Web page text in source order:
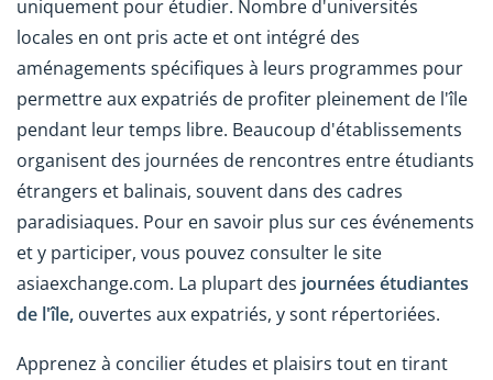
uniquement pour étudier. Nombre d'universités
locales en ont pris acte et ont intégré des
aménagements spécifiques à leurs programmes pour
permettre aux expatriés de profiter pleinement de l'île
pendant leur temps libre. Beaucoup d'établissements
organisent des journées de rencontres entre étudiants
étrangers et balinais, souvent dans des cadres
paradisiaques. Pour en savoir plus sur ces événements
et y participer, vous pouvez consulter le site
asiaexchange.com. La plupart des journées étudiantes
de l'île, ouvertes aux expatriés, y sont répertoriées.
Apprenez à concilier études et plaisirs tout en tirant